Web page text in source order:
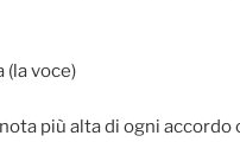
(la voce)
più alta di ogni accordo